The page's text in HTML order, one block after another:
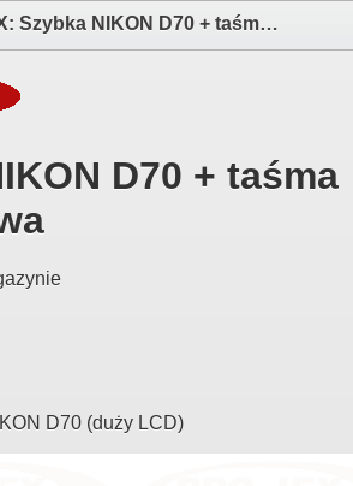
PRO-JEX: Szybka NIKON D70 + taśma montażowa elektronika i akcesoria aparatów fotograficznych
D70 + taśma
D70 (duży LCD)